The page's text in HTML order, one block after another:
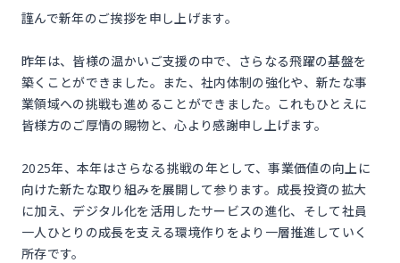
謹んで新年のご挨拶を申し上げます。
昨年は、皆様の温かいご支援の中で、さらなる飛躍の基盤を
築くことができました。また、社内体制の強化や、新たな事
業領域への挑戦も進めることができました。これもひとえに
皆様方のご厚情の賜物と、心より感謝申し上げます。
2025年、本年はさらなる挑戦の年として、事業価値の向上に
向けた新たな取り組みを展開して参ります。成長投資の拡大
に加え、デジタル化を活用したサービスの進化、そして社員
一人ひとりの成長を支える環境作りをより一層推進していく
所存です。